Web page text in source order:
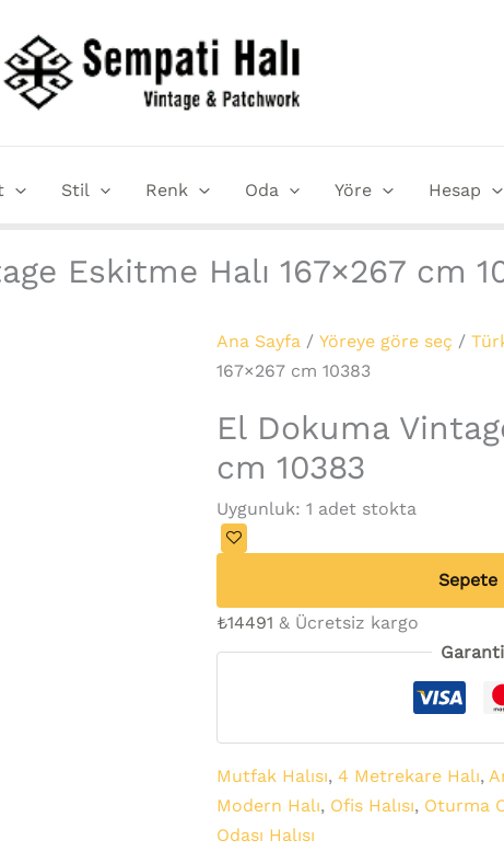
Stil Renk Oda Yöre Hesap
Eskitme Halı 167×267 cm
Ana Sayfa /Yöreye göre seç /
167×267 cm 10383
El Dokuma
cm 10383
Uygunluk: 1 adet stokta
Dokuma
Vintage
Eskitme
adet
Sepete
₺14491 & Ücretsiz kargo
Mutfak Halısı,4 Metrekare Halı,
Modern Halı, Ofis Halısı, Oturma
Odası Halısı